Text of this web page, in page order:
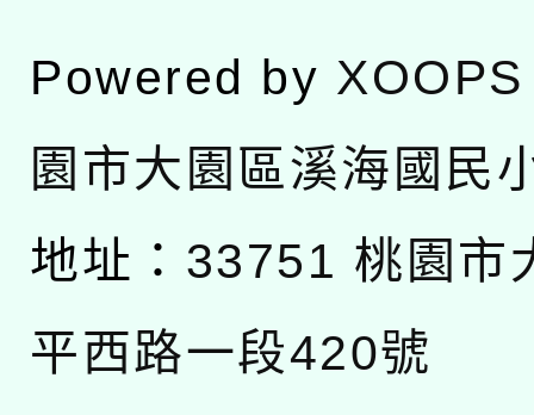
Powered by XOOPS
園市大園區溪海國民
地址： 33751 桃園市
平西路一段420號